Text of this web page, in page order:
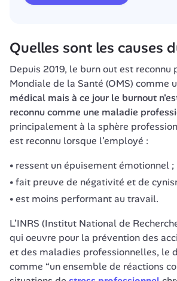
Quelles sont les causes
Depuis 2019, le burn out est reconnu
Mondiale de la Santé (OMS) comme
médical mais à ce jour le burnout
reconnu comme une maladie
principalement à la sphère
est reconnu lorsque l’employé :
ressent un épuisement émotionnel ;
fait preuve de négativité et de
est moins performant au travail.
L’INRS (Institut National de
qui oeuvre pour la prévention des
et des maladies professionnelles, le
comme “un ensemble de réactions